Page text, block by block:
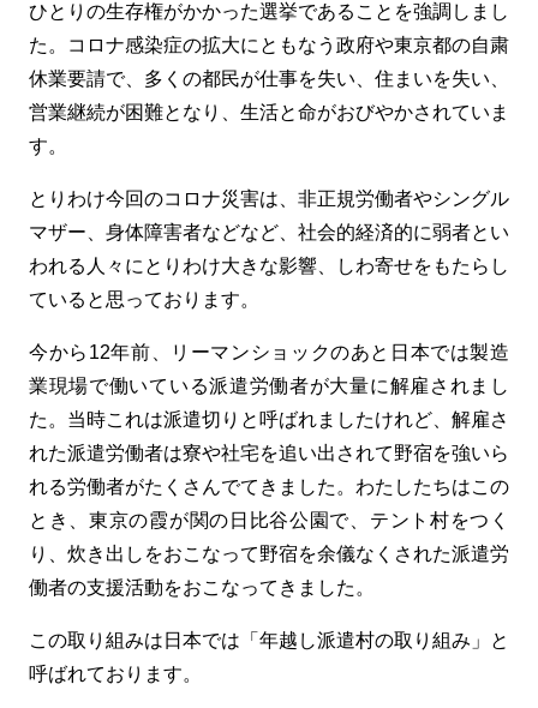
ひとりの生存権がかかった選挙であることを強調しまし
た。コロナ感染症の拡大にともなう政府や東京都の自粛
休業要請で、多くの都民が仕事を失い、住まいを失い、
営業継続が困難となり、生活と命がおびやかされていま
す。
とりわけ今回のコロナ災害は、非正規労働者やシングル
マザー、身体障害者などなど、社会的経済的に弱者とい
われる人々にとりわけ大きな影響、しわ寄せをもたらし
ていると思っております。
今から12年前、リーマンショックのあと日本では製造
業現場で働いている派遣労働者が大量に解雇されまし
た。当時これは派遣切りと呼ばれましたけれど、解雇さ
れた派遣労働者は寮や社宅を追い出されて野宿を強いら
れる労働者がたくさんでてきました。わたしたちはこの
とき、東京の霞が関の日比谷公園で、テント村をつく
り、炊き出しをおこなって野宿を余儀なくされた派遣労
働者の支援活動をおこなってきました。
この取り組みは日本では「年越し派遣村の取り組み」と
呼ばれております。